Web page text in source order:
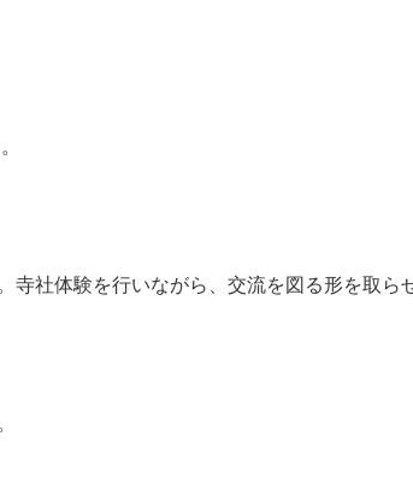
社体験を行いながら、交流を図る形を取ら